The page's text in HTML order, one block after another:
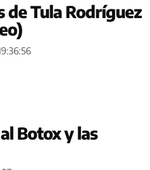
de Tula Rodríguez
Botox y las